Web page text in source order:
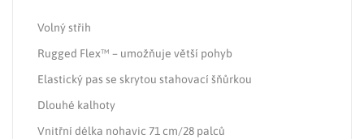
Volný střih
Rugged Flex™ – umožňuje větší pohyb
Elastický pas se skrytou stahovací šňůrkou
Dlouhé kalhoty
Vnitřní délka nohavic 71 cm/28 palců